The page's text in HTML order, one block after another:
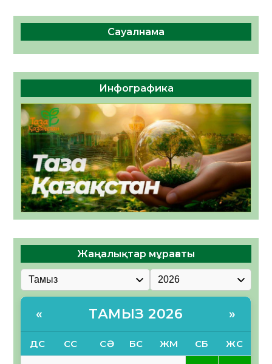
Сауалнама
Инфографика
Жаңалықтар мұрағаты
« ТАМЫЗ 2026 »
ДС СС СӘ БС ЖМ СБ ЖС